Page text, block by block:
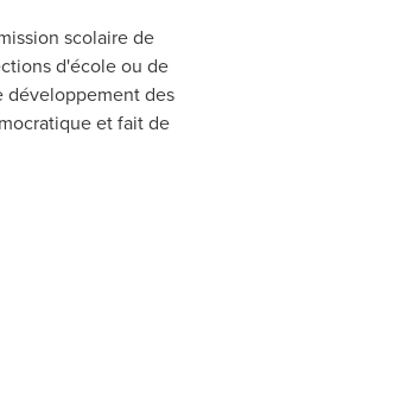
scolaire de
d'école ou de
développement des
et fait de